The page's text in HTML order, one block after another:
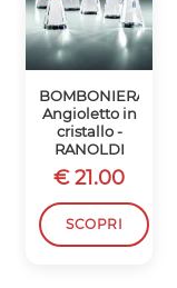
BOMBONIERA
Angioletto in
cristallo -
RANOLDI
€ 21.00
SCOPRI